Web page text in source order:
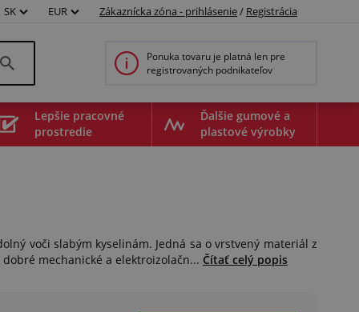
SK EUR Zákaznícka zóna - prihlásenie/ Registrácia
Ponuka tovaru je platná len pre
registrovaných podnikateľov
Lepšie pracovné
prostredie
Ďalšie gumové a
plastové výrobky
voči slabým kyselinám. Jedná sa o vrstvený materiál z
mechanické a elektroizolačn... Čítať celý popis